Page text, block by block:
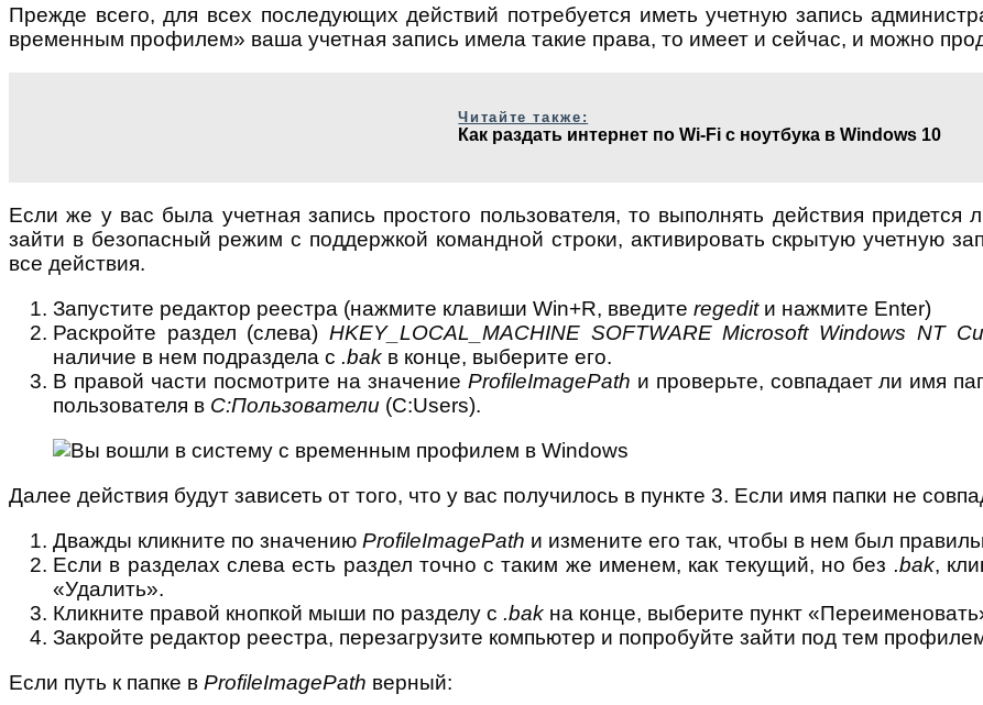
Прежде всего, для всех последующих действий потребуется иметь учетную запись
временным профилем» ваша учетная запись имела такие права, то имеет и сейчас, и можно
Читайте также:
Как раздать интернет по Wi-Fi с ноутбука в Windows 10
Если же у вас была учетная запись простого пользователя, то выполнять действия придется
зайти в безопасный режим с поддержкой командной строки, активировать скрытую учетную
все действия.
Запустите редактор реестра (нажмите клавиши Win+R, введите regeditи нажмите Enter)
Раскройте раздел (слева)HKEY_LOCAL_MACHINE SOFTWARE Microsoft Windows NT
наличие в нем подраздела с .bak в конце, выберите его.
В правой части посмотрите на значение ProfileImagePath и проверьте, совпадает ли имя
пользователя в C:Пользователи (C:Users).
Далее действия будут зависеть от того, что у вас получилось в пункте 3. Если имя папки не
Дважды кликните по значению ProfileImagePath и измените его так, чтобы в нем был
Если в разделах слева есть раздел точно с таким же именем, как текущий, но без .bak,
«Удалить».
Кликните правой кнопкой мыши по разделу с .bak на конце, выберите пункт
Закройте редактор реестра, перезагрузите компьютер и попробуйте зайти под тем
Если путь к папке в ProfileImagePath верный: